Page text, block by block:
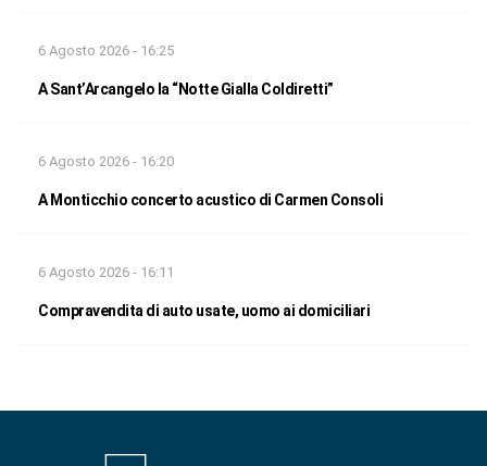
6 Agosto 2026 - 16:25
A Sant’Arcangelo la “Notte Gialla Coldiretti”
6 Agosto 2026 - 16:20
A Monticchio concerto acustico di Carmen Consoli
6 Agosto 2026 - 16:11
Compravendita di auto usate, uomo ai domiciliari